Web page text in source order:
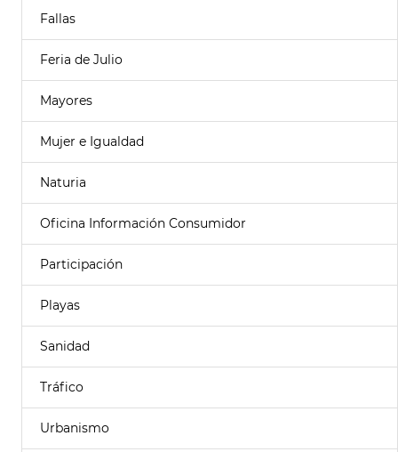
Fallas
Feria de Julio
Mayores
Mujer e Igualdad
Naturia
Oficina Información Consumidor
Participación
Playas
Sanidad
Tráfico
Urbanismo